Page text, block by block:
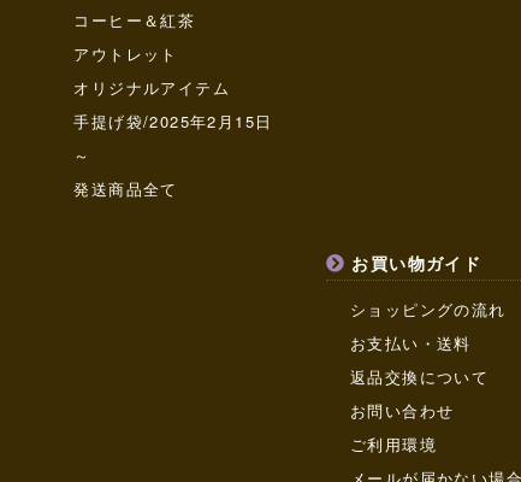
コーヒー＆紅茶
アウトレット
オリジナルアイテム
手提げ袋/2025年2月15日
～
発送商品全て
お買い物ガイド
ショッピングの流れ
お支払い・送料
返品交換について
お問い合わせ
ご利用環境